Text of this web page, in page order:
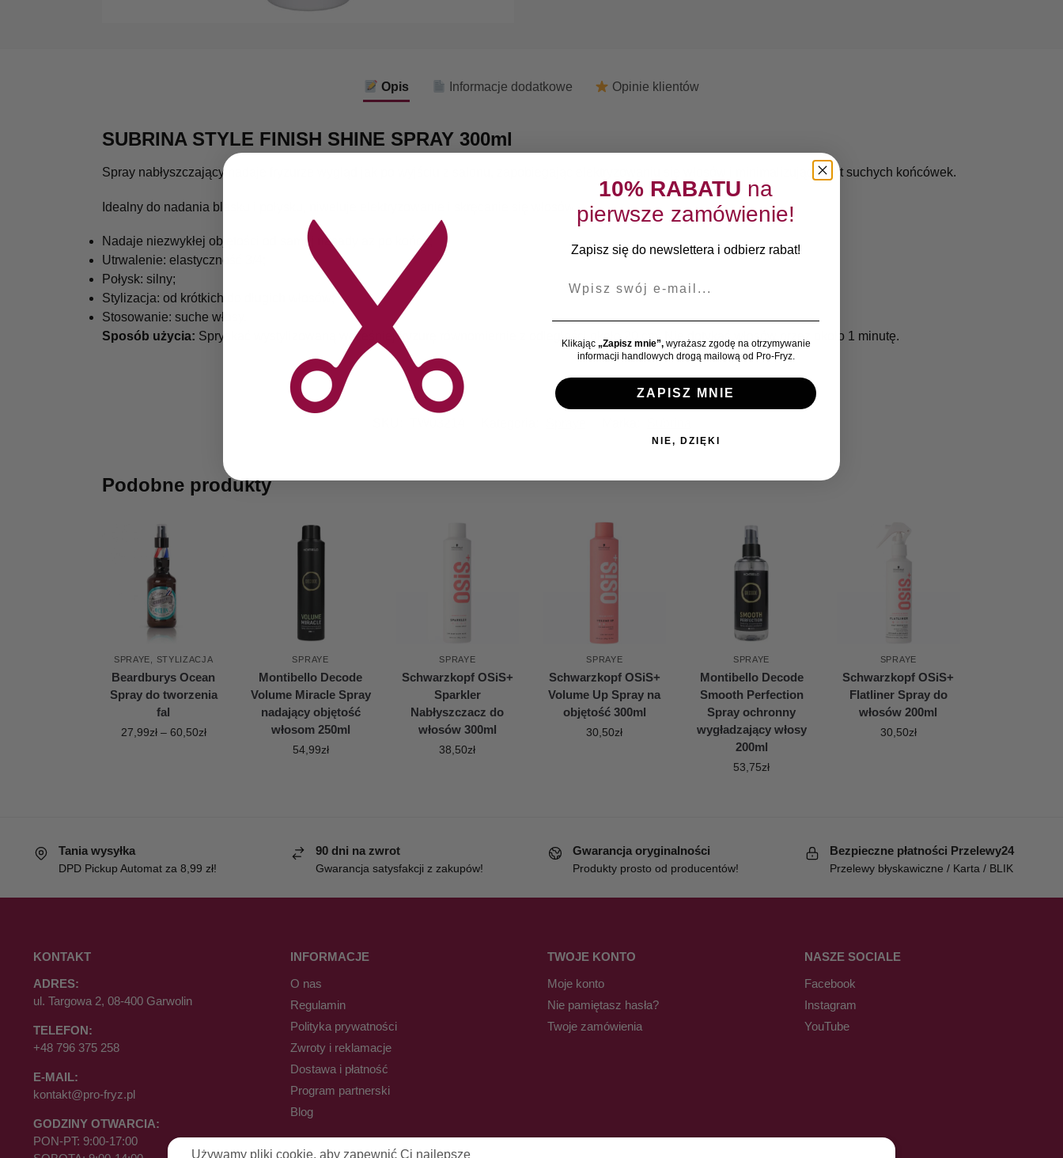
Opis Informacje dodatkowe Opinie klientów
SUBRINA STYLE FINISH SHINE SPRAY 300ml
Spray nabłyszczający nadaje fryzurze wygląd jak po wyjściu z salonu, zapobiegając elektryzowaniu się włosów i minimalizując efekt suchych końcówek.
Idealny do nadania blasku i połysku, niweluje elektryzowanie i skręcanie się włosów.
Nadaje niezwykłej objętości od samej nasady aż po końce;
Utrwalenie: elastyczność 3/4;
Połysk: silny;
Stylizacja: od krótkich do długich włosów;
Stosowanie: suche włosy.
Sposób użycia: Spryskać wystylizowaną wcześniej fryzurę równomiernie z odległości około 20 cm. Nie dotykać włosów przez około 1 minutę.
Podobne produkty
SPRAYE STYLIZACJA
Beardburys Ocean
Spray do tworzenia
fal
27,99zł – 60,50zł
SPRAYE
Montibello Decode
Volume Miracle Spray
nadający objętość
włosom 250ml
54,99zł
SPRAYE
Schwarzkopf OSiS+
Sparkler
Nabłyszczacz do
włosów 300ml
38,50zł
SPRAYE
Schwarzkopf OSiS+
Volume Up Spray na
objętość 300ml
30,50zł
SPRAYE
Montibello Decode
Smooth Perfection
Spray ochronny
wygładzający włosy
200ml
53,75zł
SPRAYE
Schwarzkopf OSiS+
Flatliner Spray do
włosów 200ml
30,50zł
Tania wysyłka
DPD Pickup Automat za 8,99 zł!
90 dni na zwrot
Gwarancja satysfakcji z zakupów!
Gwarancja oryginalności
Produkty prosto od producentów!
Bezpieczne płatności Przelewy24
Przelewy błyskawiczne / Karta / BLIK
KONTAKT
ADRES:
ul. Targowa 2, 08-400 Garwolin
TELEFON:
+48 796 375 258
E-MAIL:
kontakt@pro-fryz.pl
GODZINY OTWARCIA:
PON-PT: 9:00-17:00
INFORMACJE
O nas
Regulamin
Polityka prywatności
Zwroty i reklamacje
Dostawa i płatność
Program partnerski
Blog
TWOJE KONTO
Moje konto
Nie pamiętasz hasła?
Twoje zamówienia
NASZE SOCIALE
Facebook
Instagram
YouTube
Używamy pliki cookie, aby zapewnić Ci najlepsze
10% RABATU na
pierwsze zamówienie!
Zapisz się do newslettera i odbierz rabat!
Klikając „Zapisz mnie”,wyrażasz zgodę na otrzymywanie
informacji handlowych drogą mailową od Pro-Fryz.
ZAPISZ MNIE
NIE, DZIĘKI